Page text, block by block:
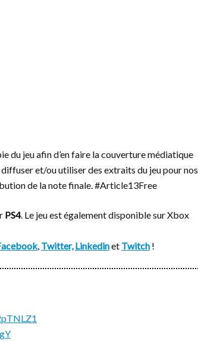
du jeu afin d’en faire la couverture médiatique
et/ou utiliser des extraits du jeu pour nos
de la note finale. #Article13Free
PS4. Le jeu est également disponible sur Xbox
, Twitter, Linkedinet Twitch !